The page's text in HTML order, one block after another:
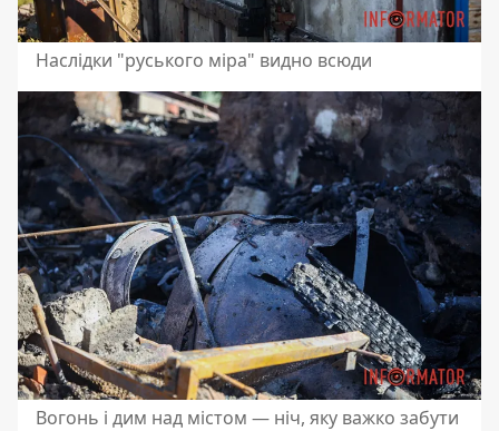
Наслідки "руського міра" видно всюди
Вогонь і дим над містом — ніч, яку важко забути